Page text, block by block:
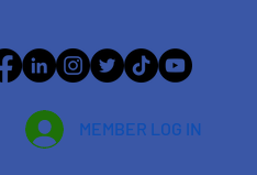
MEMBER LOG IN